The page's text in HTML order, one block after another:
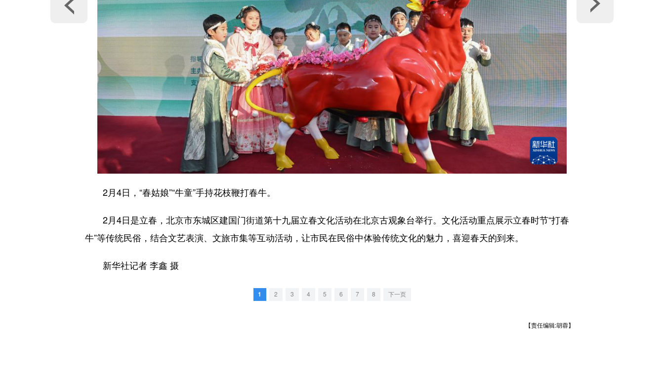
2月4日，“春姑娘”“牛童”手持花枝鞭打春牛。
2月4日是立春，北京市东城区建国门街道第十九届立春文化活动在北京古观象台举行。文化活动重点展示立春时节“打春
牛”等传统民俗，结合文艺表演、文旅市集等互动活动，让市民在民俗中体验传统文化的魅力，喜迎春天的到来。
新华社记者 李鑫 摄
1 2 3 4 5 6 7 8 下一页
【责任编辑:胡蓉】